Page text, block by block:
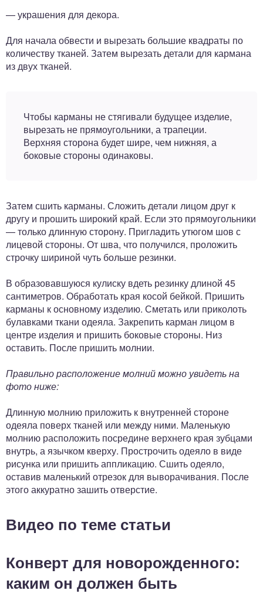
— украшения для декора.
Для начала обвести и вырезать большие квадраты по
количеству тканей. Затем вырезать детали для кармана
из двух тканей.
Чтобы карманы не стягивали будущее изделие,
вырезать не прямоугольники, а трапеции.
Верхняя сторона будет шире, чем нижняя, а
боковые стороны одинаковы.
Затем сшить карманы. Сложить детали лицом друг к
другу и прошить широкий край. Если это прямоугольники
— только длинную сторону. Пригладить утюгом шов с
лицевой стороны. От шва, что получился, проложить
строчку шириной чуть больше резинки.
В образовавшуюся кулиску вдеть резинку длиной 45
сантиметров. Обработать края косой бейкой. Пришить
карманы к основному изделию. Сметать или приколоть
булавками ткани одеяла. Закрепить карман лицом в
центре изделия и пришить боковые стороны. Низ
оставить. После пришить молнии.
Правильно расположение молний можно увидеть на
фото ниже:
Длинную молнию приложить к внутренней стороне
одеяла поверх тканей или между ними. Маленькую
молнию расположить посредине верхнего края зубцами
внутрь, а язычком кверху. Прострочить одеяло в виде
рисунка или пришить аппликацию. Сшить одеяло,
оставив маленький отрезок для выворачивания. После
этого аккуратно зашить отверстие.
Видео по теме статьи
Конверт для новорожденного:
каким он должен быть